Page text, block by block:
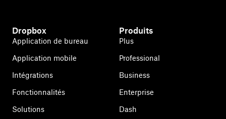
Dropbox
Application de bureau
Application mobile
Intégrations
Fonctionnalités
Solutions
Produits
Plus
Professional
Business
Enterprise
Dash